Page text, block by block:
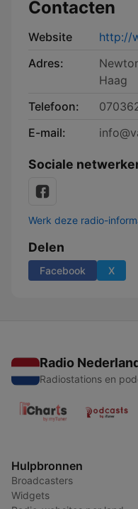
Contacten
Website
http://
Adres:
Haag
Telefoon:
E-mail:
Sociale
Werk deze radio-
Delen
Facebook X
Radio
Radiostations en
Hulpbronnen
Broadcasters
Widgets